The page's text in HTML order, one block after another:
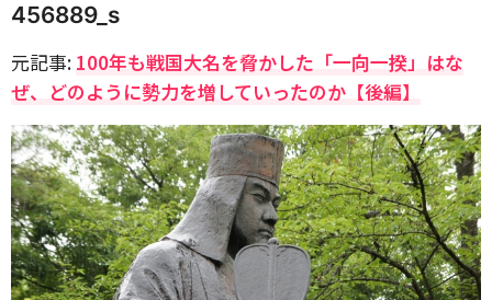
456889_s
元記事: 100年も戦国大名を脅かした「一向一揆」はな
ぜ、どのように勢力を増していったのか【後編】